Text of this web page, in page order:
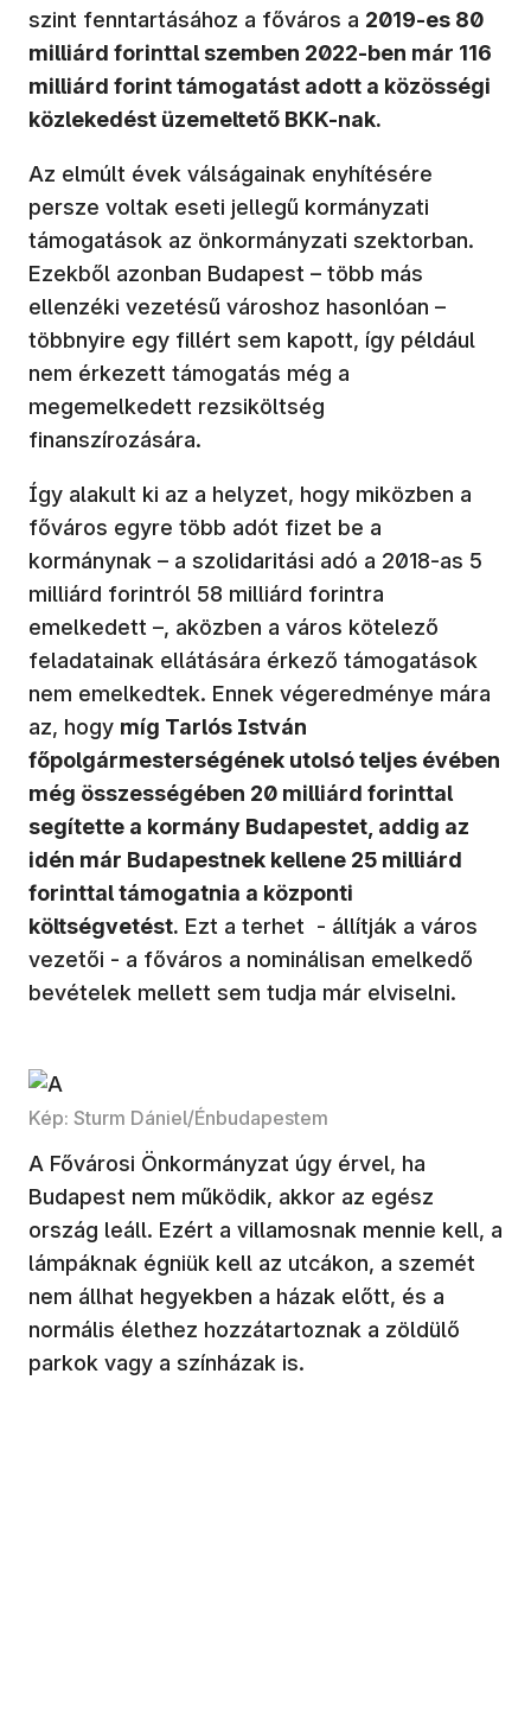
szint fenntartásához a főváros a 2019-es 80
milliárd forinttal szemben 2022-ben már 116
milliárd forint támogatást adott a közösségi
közlekedést üzemeltető BKK-nak.
Az elmúlt évek válságainak enyhítésére
persze voltak eseti jellegű kormányzati
támogatások az önkormányzati szektorban.
Ezekből azonban Budapest – több más
ellenzéki vezetésű városhoz hasonlóan –
többnyire egy fillért sem kapott, így például
nem érkezett támogatás még a
megemelkedett rezsiköltség
finanszírozására.
Így alakult ki az a helyzet, hogy miközben a
főváros egyre több adót fizet be a
kormánynak – a szolidaritási adó a 2018-as 5
milliárd forintról 58 milliárd forintra
emelkedett –, aközben a város kötelező
feladatainak ellátására érkező támogatások
nem emelkedtek. Ennek végeredménye mára
az, hogy míg Tarlós István
főpolgármesterségének utolsó teljes évében
még összességében 20 milliárd forinttal
segítette a kormány Budapestet, addig az
idén már Budapestnek kellene 25 milliárd
forinttal támogatnia a központi
költségvetést. Ezt a terhet - állítják a város
vezetői - a főváros a nominálisan emelkedő
bevételek mellett sem tudja már elviselni.
Kép: Sturm Dániel/Énbudapestem
A Fővárosi Önkormányzat úgy érvel, ha
Budapest nem működik, akkor az egész
ország leáll. Ezért a villamosnak mennie kell, a
lámpáknak égniük kell az utcákon, a szemét
nem állhat hegyekben a házak előtt, és a
normális élethez hozzátartoznak a zöldülő
parkok vagy a színházak is.